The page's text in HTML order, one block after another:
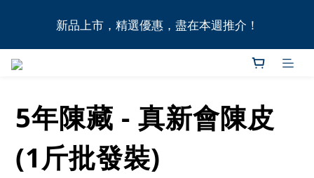
全港11間門市自取無門檻，買滿HK$1,000即享本地免
費送貨上門服務！
新品上市，精選優惠，盡在本週推介！
全港11間門市自取無門檻，買滿HK$1,000即享本地免
5年陳藏 - 真新會陳皮
(1斤批發裝)